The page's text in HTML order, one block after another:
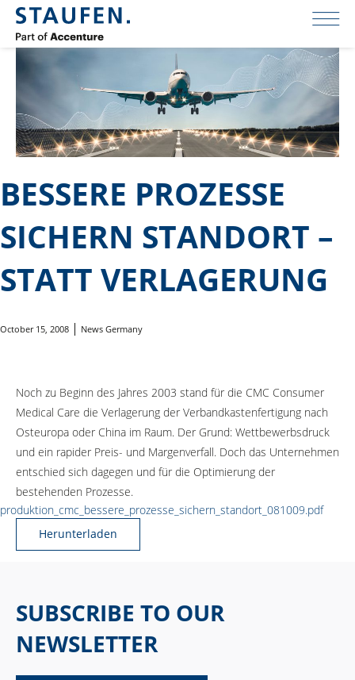
BESSERE PROZESSE
SICHERN STANDORT –
STATT VERLAGERUNG
October 15, 2008 News Germany
Noch zu Beginn des Jahres 2003 stand für die CMC Consumer
Medical Care die Verlagerung der Verbandkastenfertigung nach
Osteuropa oder China im Raum. Der Grund: Wettbewerbsdruck
und ein rapider Preis- und Margenverfall. Doch das Unternehmen
entschied sich dagegen und für die Optimierung der
bestehenden Prozesse.
produktion_cmc_bessere_prozesse_sichern_standort_081009.pdf
Herunterladen
SUBSCRIBE TO OUR
NEWSLETTER